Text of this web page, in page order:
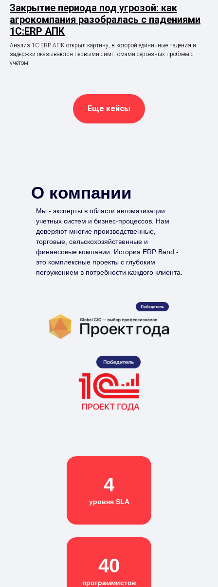
Закрытие периода под угрозой: как
агрокомпания разобралась с падениями
1С:ERP АПК
Анализ 1С:ERP АПК открыл картину, в которой единичные падения и
задержки оказываются первыми симптомами серьёзных проблем с
учётом.
Еще кейсы
Мы - эксперты в области автоматизации
учетных систем и бизнес-процессов. Нам
доверяют многие производственные,
торговые, сельскохозяйственные и
финансовые компании. История ERP Band -
это комплексные проекты с глубоким
погружением в потребности каждого клиента.
О компании
уровня SLA
4
программистов
40